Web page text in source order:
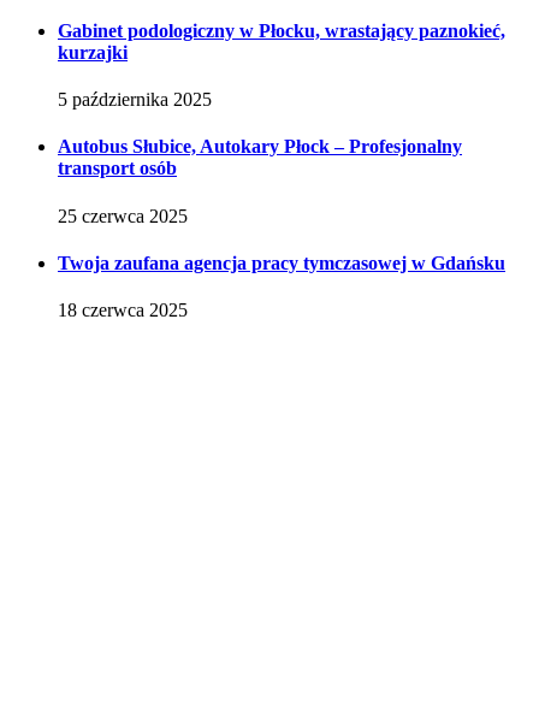
Gabinet podologiczny w Płocku, wrastający paznokieć,
kurzajki
5 października 2025
Autobus Słubice, Autokary Płock – Profesjonalny
transport osób
25 czerwca 2025
Twoja zaufana agencja pracy tymczasowej w Gdańsku
18 czerwca 2025